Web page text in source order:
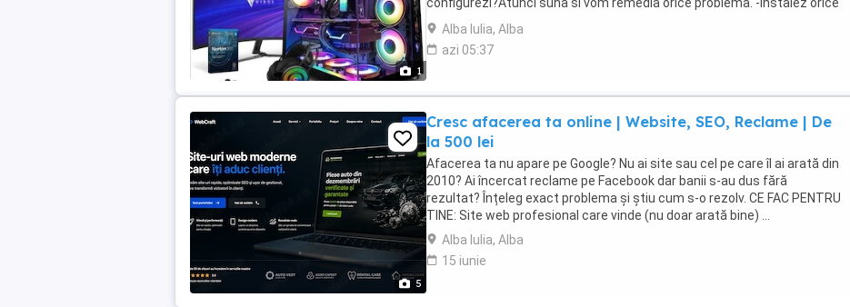
1
versiune de windows cu licenta ...
Alba Iulia, Alba
azi 05:37
5
Cresc afacerea ta online | Website, SEO, Reclame | De
la 500 lei
Afacerea ta nu apare pe Google? Nu ai site sau cel pe care îl ai arată din
2010? Ai încercat reclame pe Facebook dar banii s-au dus fără
rezultat? Înțeleg exact problema și știu cum s-o rezolv. CE FAC PENTRU
TINE: Site web profesional care vinde (nu doar arată bine) ...
Alba Iulia, Alba
15 iunie